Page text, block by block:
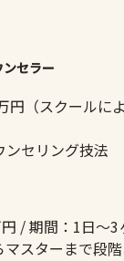
セラー
円（スクールに
ンセリング技法
/ 期間：1日〜3
スターまで段